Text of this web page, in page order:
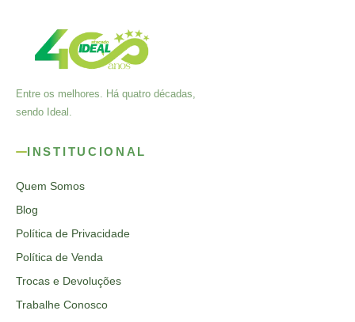
Entre os melhores. Há quatro décadas,
sendo Ideal.
INSTITUCIONAL
Quem Somos
Blog
Política de Privacidade
Política de Venda
Trocas e Devoluções
Trabalhe Conosco